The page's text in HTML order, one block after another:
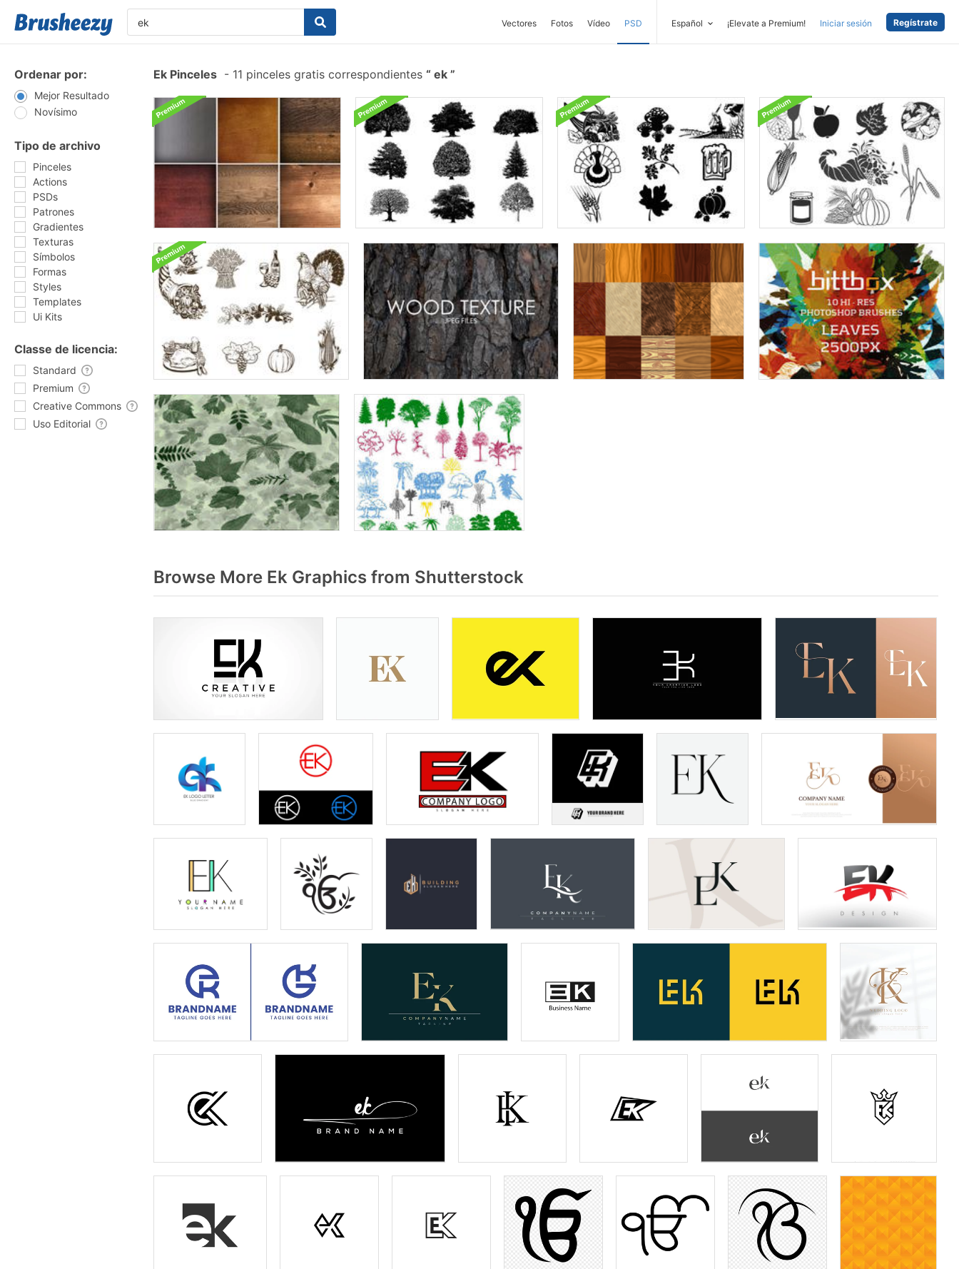
Vectores Fotos Vídeo PSD Español ¡Elevate a Premium! Iniciar sesión Regístrate
Ordenar por:
Mejor Resultado
Novísimo
Tipo de archivo
Pinceles
Actions
PSDs
Patrones
Gradientes
Texturas
Símbolos
Formas
Styles
Templates
Ui Kits
Classe de licencia:
Standard
Premium
Creative Commons
Uso Editorial
Ek Pinceles - 11 pinceles gratis correspondientes ek
Browse More Ek Graphics from Shutterstock